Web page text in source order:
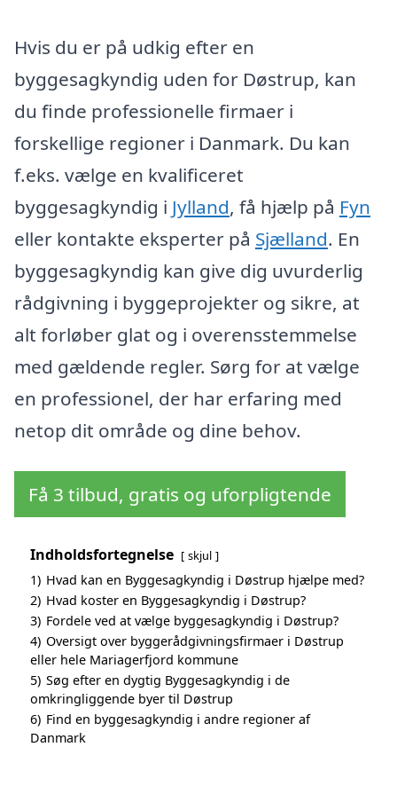
Hvis du er på udkig efter en
byggesagkyndig uden for Døstrup, kan
du finde professionelle firmaer i
forskellige regioner i Danmark. Du kan
f.eks. vælge en kvalificeret
byggesagkyndig i Jylland, få hjælp på Fyn
eller kontakte eksperter på Sjælland. En
byggesagkyndig kan give dig uvurderlig
rådgivning i byggeprojekter og sikre, at
alt forløber glat og i overensstemmelse
med gældende regler. Sørg for at vælge
en professionel, der har erfaring med
netop dit område og dine behov.
Få 3 tilbud, gratis og uforpligtende
Indholdsfortegnelse skjul
1) Hvad kan en Byggesagkyndig i Døstrup hjælpe med?
2) Hvad koster en Byggesagkyndig i Døstrup?
3) Fordele ved at vælge byggesagkyndig i Døstrup?
4) Oversigt over byggerådgivningsfirmaer i Døstrup
eller hele Mariagerfjord kommune
5) Søg efter en dygtig Byggesagkyndig i de
omkringliggende byer til Døstrup
6) Find en byggesagkyndig i andre regioner af
Danmark